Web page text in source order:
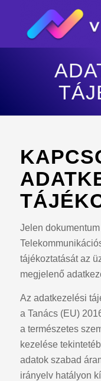
Jelen
tájékoztatását az
megjelenő
Az adatkezelési
a Tanács (EU)
a természetes
kezelése
adatok szabad
irányelv hatályon